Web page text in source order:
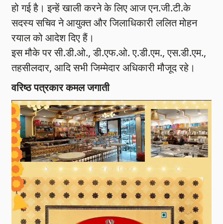
हो गई है। इन्हें खाली करने के लिए आज एन.जी.टी.के
सदस्य सचिव ने आयुक्त और जिलाधिकारी ललित मोहन
रयाल को आदेश दिए हैं।
इस मौके पर सी.डी.ओ., डी.एफ.ओ. ए.डी.एम., एस.डी.एम.,
तहसीलदार, आदि सभी जिम्मेदार अधिकारी मौजूद रहे।
वरिष्ठ पत्रकार कमल जगाती